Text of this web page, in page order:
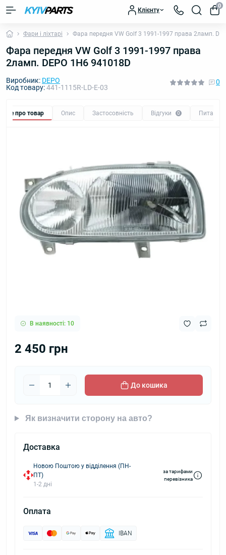
Клієнту
0
Фари і ліхтарі Фара передня VW Golf 3 1991-1997 права 2ламп.
Фара передня VW Golf 3 1991-1997 права
2ламп. DEPO 1H6 941018D
Виробник: DEPO
Код товару:441-1115R-LD-E-03
0
Все про товар Опис Застосовність Відгуки 0 Питання
В наявності: 10
2 450 грн
До кошика
Як визначити сторону на авто?
Доставка
Новою Поштою у відділення (ПН-
ПТ)
1-2 дні
за тарифами
перевізника
Оплата
IBAN